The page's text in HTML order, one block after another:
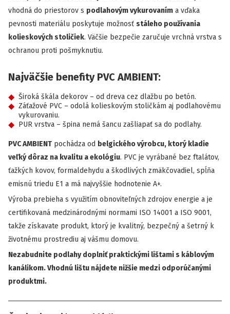
vhodná do priestorov s podlahovým vykurovaním a vďaka
pevnosti materiálu poskytuje možnosť stáleho používania
kolieskových stoličiek. Väčšie bezpečie zaručuje vrchná vrstva s
ochranou proti pošmyknutiu.
Najväčšie benefity PVC AMBIENT:
Široká škála dekorov – od dreva cez dlažbu po betón.
Záťažové PVC – odolá kolieskovým stoličkám aj podlahovému
vykurovaniu.
PUR vrstva – špina nemá šancu zašliapať sa do podlahy.
PVC AMBIENT pochádza od belgického výrobcu, ktorý kladie
veľký dôraz na kvalitu a ekológiu. PVC je vyrábané bez ftalátov,
ťažkých kovov, formaldehydu a škodlivých zmäkčovadiel, spĺňa
emisnú triedu E1 a má najvyššie hodnotenie A+.
Výroba prebieha s využitím obnoviteľných zdrojov energie a je
certifikovaná medzinárodnými normami ISO 14001 a ISO 9001,
takže získavate produkt, ktorý je kvalitný, bezpečný a šetrný k
životnému prostrediu aj vášmu domovu.
Nezabudnite podlahy doplniť praktickými lištami s káblovým
kanálikom. Vhodnú lištu nájdete nižšie medzi odporúčanými
produktmi.